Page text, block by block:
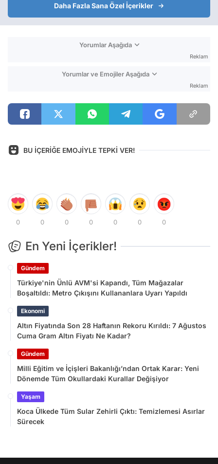
Daha Fazla Sana Özel İçerikler
Yorumlar Aşağıda
Reklam
Yorumlar ve Emojiler Aşağıda
Reklam
BU İÇERİĞE EMOJİYLE TEPKİ VER!
0 0 0 0 0 0 0
En Yeni İçerikler!
Gündem
Türkiye'nin Ünlü AVM'si Kapandı, Tüm Mağazalar
Boşaltıldı: Metro Çıkışını Kullananlara Uyarı Yapıldı
Ekonomi
Altın Fiyatında Son 28 Haftanın Rekoru Kırıldı: 7 Ağustos
Cuma Gram Altın Fiyatı Ne Kadar?
Gündem
Milli Eğitim ve İçişleri Bakanlığı’ndan Ortak Karar: Yeni
Dönemde Tüm Okullardaki Kurallar Değişiyor
Yaşam
Koca Ülkede Tüm Sular Zehirli Çıktı: Temizlemesi Asırlar
Sürecek